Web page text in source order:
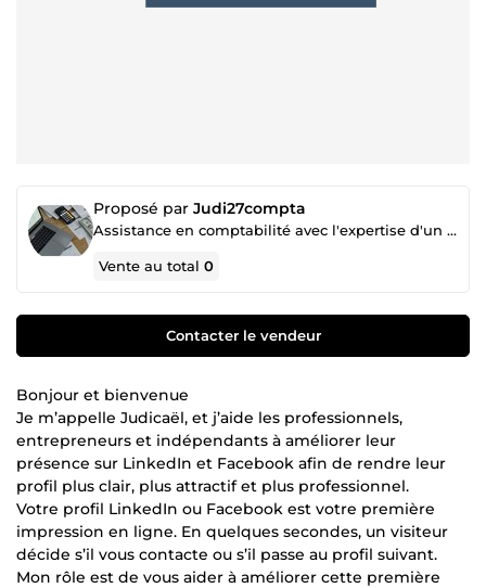
Proposé par Judi27compta
Assistance en comptabilité avec l'expertise d'un collaborateur en cabinet comptable
Vente au total0
Contacter le vendeur
Bonjour et bienvenue
Je m’appelle Judicaël, et j’aide les professionnels,
entrepreneurs et indépendants à améliorer leur
présence sur LinkedIn et Facebook afin de rendre leur
profil plus clair, plus attractif et plus professionnel.
Votre profil LinkedIn ou Facebook est votre première
impression en ligne. En quelques secondes, un visiteur
décide s’il vous contacte ou s’il passe au profil suivant.
Mon rôle est de vous aider à améliorer cette première